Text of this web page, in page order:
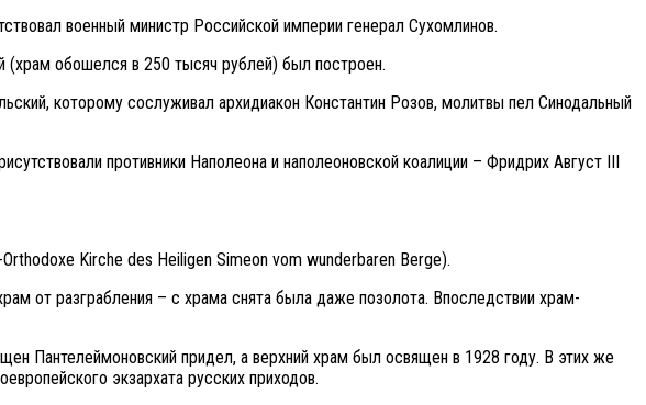
военный министр Российской империи генерал Сухомлинов.
(храм обошелся в 250 тысяч рублей) был построен.
которому сослуживал архидиакон Константин Розов, молитвы пел Синодальный
противники Наполеона и наполеоновской коалиции – Фридрих Август III
Kirche des Heiligen Simeon vom wunderbaren Berge).
от разграбления – с храма снята была даже позолота. Впоследствии храм-
Пантелеймоновский придел, а верхний храм был освящен в 1928 году. В этих же
экзархата русских приходов.